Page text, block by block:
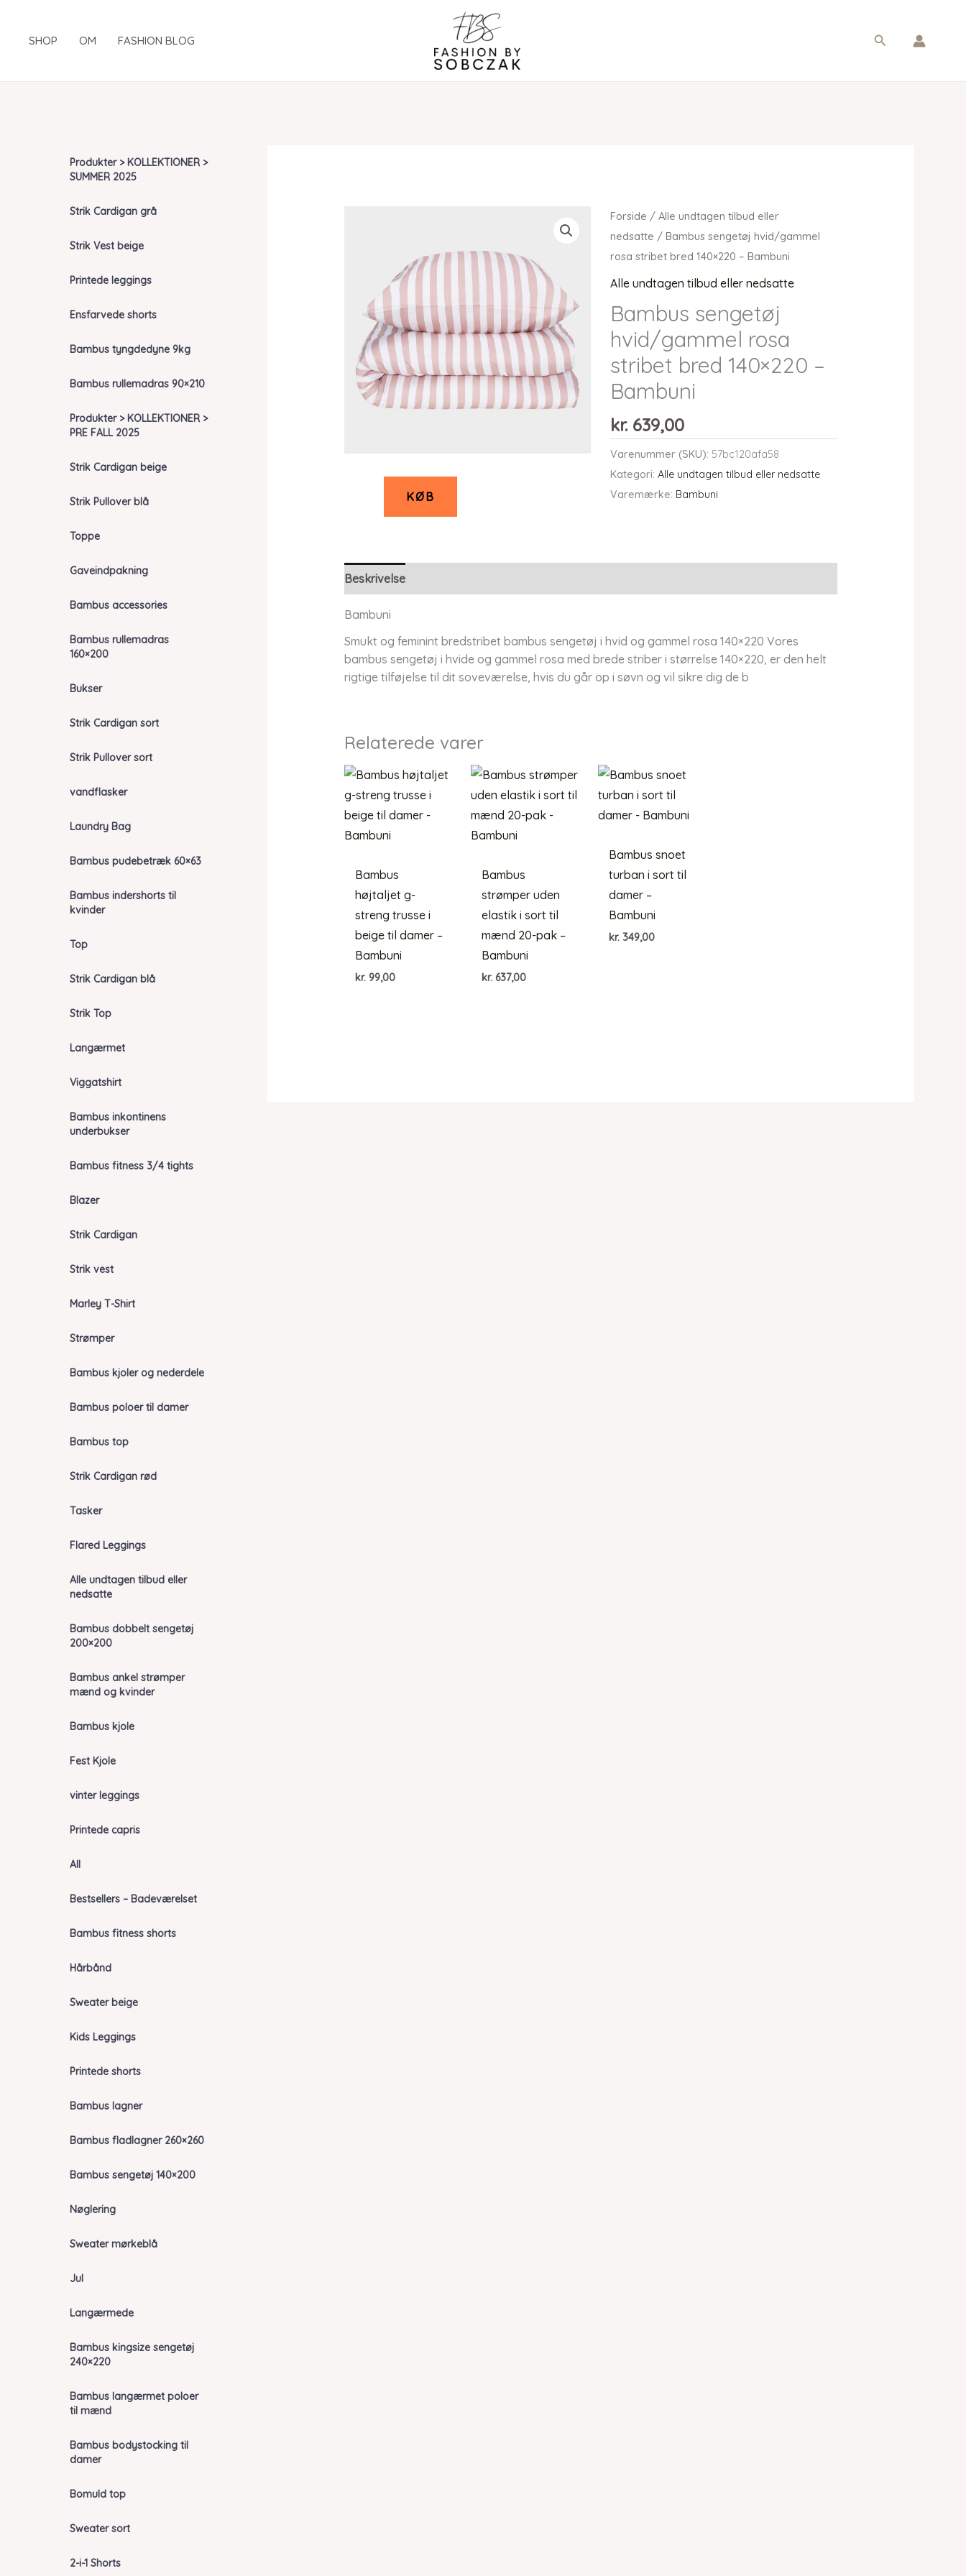
SHOP OM FASHION BLOG Søg
Produkter > KOLLEKTIONER >
SUMMER 2025
Strik Cardigan grå
Strik Vest beige
Printede leggings
Ensfarvede shorts
Bambus tyngdedyne 9kg
Bambus rullemadras 90×210
Produkter > KOLLEKTIONER >
PRE FALL 2025
Strik Cardigan beige
Strik Pullover blå
Toppe
Gaveindpakning
Bambus accessories
Bambus rullemadras
160×200
Bukser
Strik Cardigan sort
Strik Pullover sort
vandflasker
Laundry Bag
Bambus pudebetræk 60×63
Bambus indershorts til
kvinder
Top
Strik Cardigan blå
Strik Top
Langærmet
Viggatshirt
Bambus inkontinens
underbukser
Bambus fitness 3/4 tights
Blazer
Strik Cardigan
Strik vest
Marley T-Shirt
Strømper
Bambus kjoler og nederdele
Bambus poloer til damer
Bambus top
Strik Cardigan rød
Tasker
Flared Leggings
Alle undtagen tilbud eller
nedsatte
Bambus dobbelt sengetøj
200×200
Bambus ankel strømper
mænd og kvinder
Bambus kjole
Fest Kjole
vinter leggings
Printede capris
All
Bestsellers – Badeværelset
Bambus fitness shorts
Hårbånd
Sweater beige
Kids Leggings
Printede shorts
Bambus lagner
Bambus fladlagner 260×260
Bambus sengetøj 140×200
Nøglering
Sweater mørkeblå
Jul
Langærmede
Bambus kingsize sengetøj
240×220
Bambus langærmet poloer
til mænd
Bambus bodystocking til
damer
Bomuld top
Sweater sort
2-i-1 Shorts
Forside /Alle undtagen tilbud eller
nedsatte / Bambus sengetøj hvid/gammel
rosa stribet bred 140×220 – Bambuni
Alle undtagen tilbud eller nedsatte
Bambus sengetøj
hvid/gammel rosa
stribet bred 140×220 –
Bambuni
kr. 639,00
Varenummer (SKU): 57bc120afa58
Kategori:Alle undtagen tilbud eller nedsatte
Varemærke: Bambuni
KØB
Beskrivelse
Bambuni
Smukt og feminint bredstribet bambus sengetøj i hvid og gammel rosa 140×220 Vores
bambus sengetøj i hvide og gammel rosa med brede striber i størrelse 140×220, er den helt
rigtige tilføjelse til dit soveværelse, hvis du går op i søvn og vil sikre dig de b
Relaterede varer
Bambus
højtaljet g-
streng trusse i
beige til damer –
Bambuni
kr.99,00
Bambus
strømper uden
elastik i sort til
mænd 20-pak –
Bambuni
kr. 637,00
Bambus snoet
turban i sort til
damer –
Bambuni
kr. 349,00